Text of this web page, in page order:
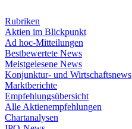
Rubriken
Aktien im Blickpunkt
Ad hoc-Mitteilungen
Bestbewertete News
Meistgelesene News
Konjunktur- und Wirtschaftsnews
Marktberichte
Empfehlungsübersicht
Alle Aktienempfehlungen
Chartanalysen